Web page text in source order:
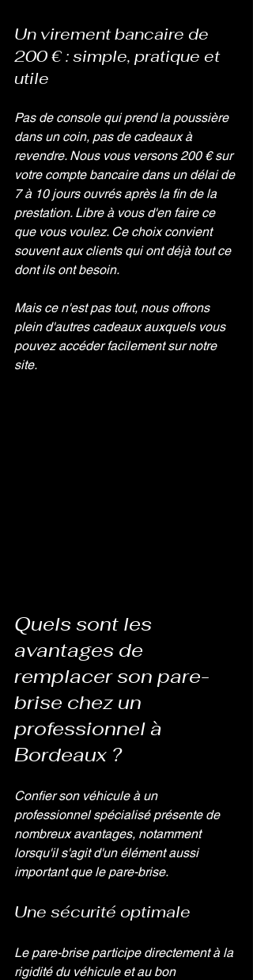
Un virement bancaire de
200 € : simple, pratique et
utile
Pas de console qui prend la poussière
dans un coin, pas de cadeaux à
revendre. Nous vous versons 200 € sur
votre compte bancaire dans un délai de
7 à 10 jours ouvrés après la fin de la
prestation. Libre à vous d'en faire ce
que vous voulez. Ce choix convient
souvent aux clients qui ont déjà tout ce
dont ils ont besoin.
Mais ce n'est pas tout, nous offrons
plein d'autres cadeaux auxquels vous
pouvez accéder facilement sur notre
site.
Quels sont les
avantages de
remplacer son pare-
brise chez un
professionnel à
Bordeaux ?
Confier son véhicule à un
professionnel spécialisé présente de
nombreux avantages, notamment
lorsqu'il s'agit d'un élément aussi
important que le pare-brise.
Une sécurité optimale
Le pare-brise participe directement à la
rigidité du véhicule et au bon